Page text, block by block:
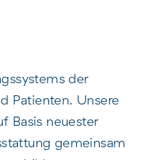
der
Patienten. Unsere
Basis neuester
gemeinsam